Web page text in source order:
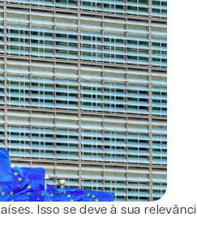
Isso se deve à sua